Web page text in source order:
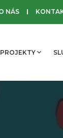
NÁS
PROJEKTY